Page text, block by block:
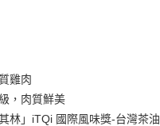
兆豐國際商業銀行
雞肉
，肉質鮮美
林」iTQi 國際風味獎-台灣茶油